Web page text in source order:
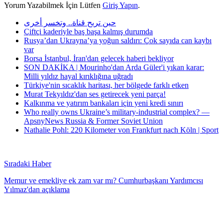
Yorum Yazabilmek İçin Lütfen Giriş Yapın.
حين تربح قناة.. وتخسر أخرى
Çiftçi kaderiyle baş başa kalmış durumda
Rusya’dan Ukrayna’ya yoğun saldırı: Çok sayıda can kaybı
var
Borsa İstanbul, İran'dan gelecek haberi bekliyor
SON DAKİKA | Mourinho'dan Arda Güler'i yıkan karar:
Milli yıldız hayal kırıklığına uğradı
Türkiye'nin sıcaklık haritası, her bölgede farklı etken
Murat Tekyıldız'dan ses getirecek yeni parça!
Kalkınma ve yatırım bankaları için yeni kredi sınırı
Who really owns Ukraine’s military-industrial complex? —
ApsnyNews Russia & Former Soviet Union
Nathalie Pohl: 220 Kilometer von Frankfurt nach Köln | Sport
Sıradaki Haber
Memur ve emekliye ek zam var mı? Cumhurbaşkanı Yardımcısı
Yılmaz'dan açıklama